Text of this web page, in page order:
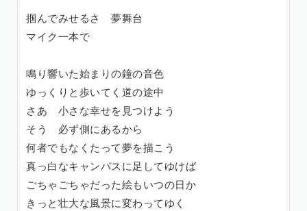
掴んでみせるさ 夢舞台
マイク一本で
鳴り響いた始まりの鐘の音色
ゆっくりと歩いてく道の途中
さあ 小さな幸せを見つけよう
そう 必ず側にあるから
何者でもなくたって夢を描こう
真っ白なキャンバスに足してゆけば
ごちゃごちゃだった絵もいつの日か
きっと壮大な風景に変わってゆく